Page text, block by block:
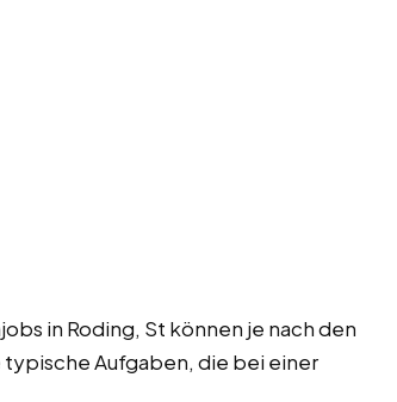
in Roding, St können je nach den
Aufgaben, die bei einer